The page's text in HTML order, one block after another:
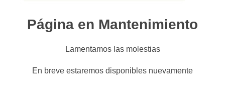
Página en Mantenimiento
Lamentamos las molestias
En breve estaremos disponibles nuevamente